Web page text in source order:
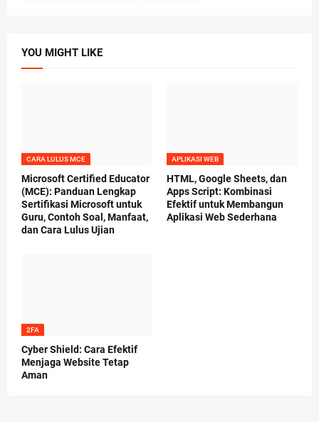
YOU MIGHT LIKE
CARA LULUS MCE
Microsoft Certified Educator
(MCE): Panduan Lengkap
Sertifikasi Microsoft untuk
Guru, Contoh Soal, Manfaat,
dan Cara Lulus Ujian
APLIKASI WEB
HTML, Google Sheets, dan
Apps Script: Kombinasi
Efektif untuk Membangun
Aplikasi Web Sederhana
2FA
Cyber Shield: Cara Efektif
Menjaga Website Tetap
Aman